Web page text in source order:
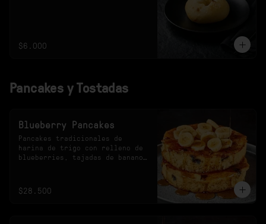
$6.000
Pancakes y Tostadas
Blueberry Pancakes
Pancakes tradicionales de
harina de trigo con relleno de
blueberries, tajadas de banano
$28.500